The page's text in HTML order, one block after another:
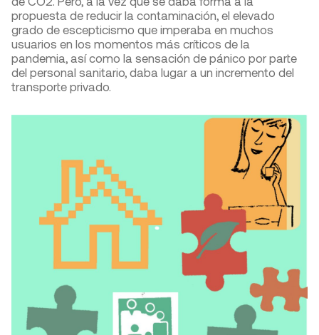
propuesta de reducir la contaminación, el elevado
grado de escepticismo que imperaba en muchos
usuarios en los momentos más críticos de la
pandemia, así como la sensación de pánico por parte
del personal sanitario, daba lugar a un incremento del
transporte privado.